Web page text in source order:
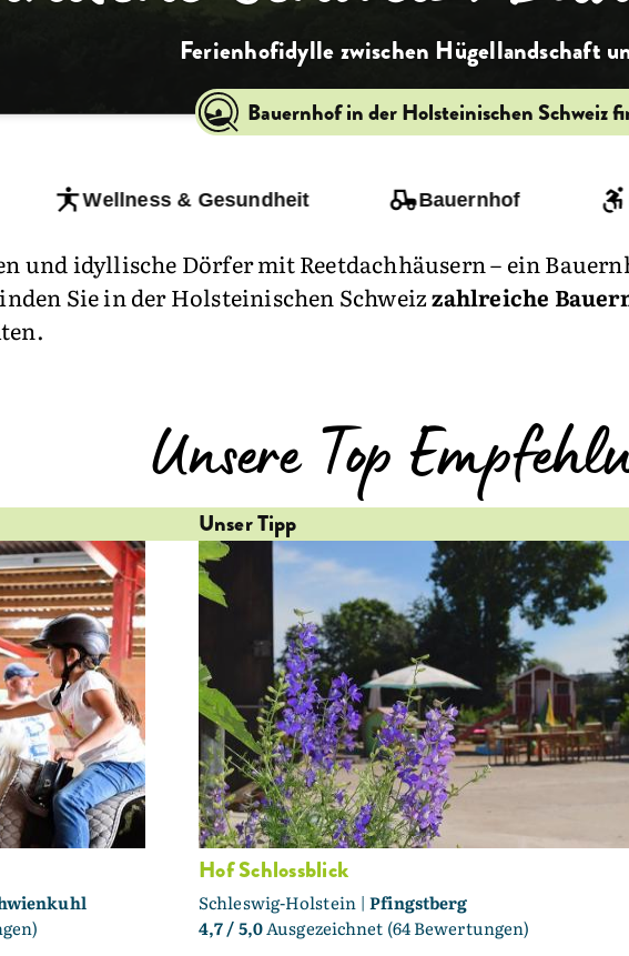
Ferienhofidylle zwischen Hügellandschaft
Bauernhof in der Holsteinischen Schweiz
Wellness & Gesundheit Bauernhof
und idyllische Dörfer mit Reetdachhäusern – ein
Sie in der Holsteinischen Schweizzahlreiche
Unsere Top
Unser Tipp
Hof Schlossblick
Schleswig-Holstein |Pfingstberg
4,7/ 5,0Ausgezeichnet (64 Bewertungen)